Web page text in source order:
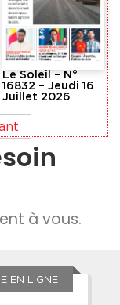
Le Soleil – N°
16832 – Jeudi 16
Juillet 2026
à vous.
EN LIGNE